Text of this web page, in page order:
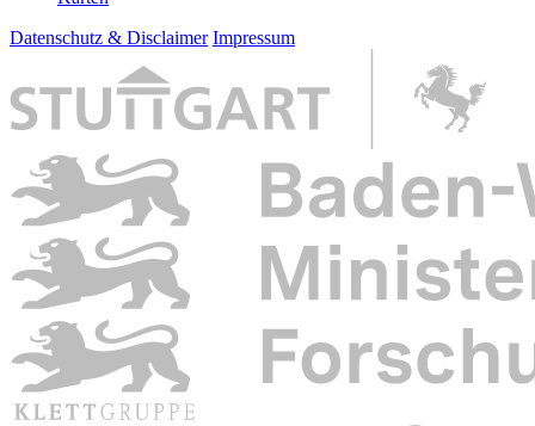
Datenschutz & Disclaimer Impressum